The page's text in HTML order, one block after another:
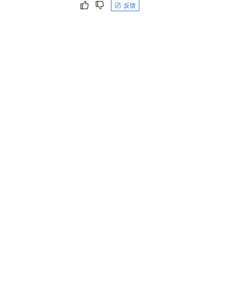
反馈